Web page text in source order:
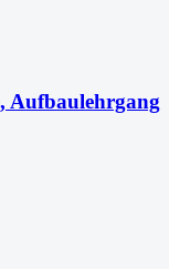
Aufbaulehrgang